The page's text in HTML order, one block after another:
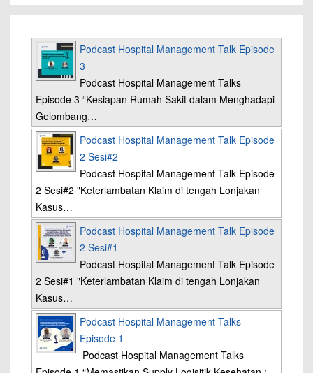
Podcast Hospital Management Talk Episode
3
Podcast Hospital Management Talks
Episode 3 “Kesiapan Rumah Sakit dalam Menghadapi
Gelombang…
Podcast Hospital Management Talk Episode
2 Sesi#2
Podcast Hospital Management Talk Episode
2 Sesi#2 "Keterlambatan Klaim di tengah Lonjakan
Kasus…
Podcast Hospital Management Talk Episode
2 Sesi#1
Podcast Hospital Management Talk Episode
2 Sesi#1 "Keterlambatan Klaim di tengah Lonjakan
Kasus…
Podcast Hospital Management Talks
Episode 1
Podcast Hospital Management Talks